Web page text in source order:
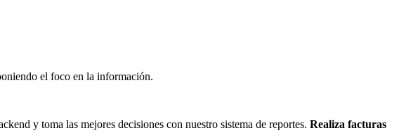
el foco en la información.
y toma las mejores decisiones con nuestro sistema de reportes. Realiza facturas